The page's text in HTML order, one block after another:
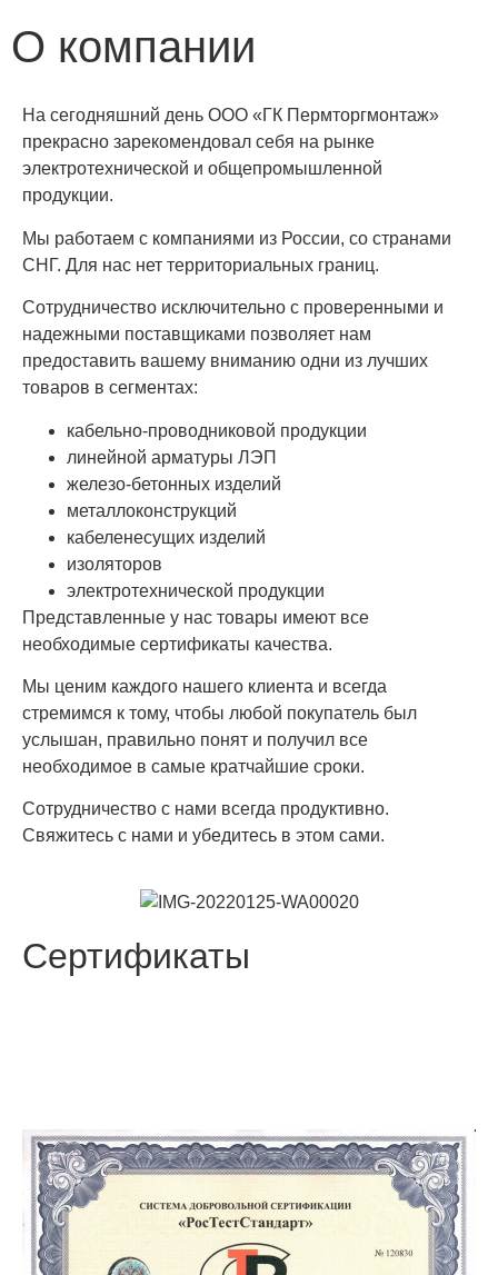
О компании
На сегодняшний день ООО «ГК Пермторгмонтаж»
прекрасно зарекомендовал себя на рынке
электротехнической и общепромышленной
продукции.
Мы работаем с компаниями из России, со странами
СНГ. Для нас нет территориальных границ.
Сотрудничество исключительно с проверенными и
надежными поставщиками позволяет нам
предоставить вашему вниманию одни из лучших
товаров в сегментах:
кабельно-проводниковой продукции
линейной арматуры ЛЭП
железо-бетонных изделий
металлоконструкций
кабеленесущих изделий
изоляторов
электротехнической продукции
Представленные у нас товары имеют все
необходимые сертификаты качества.
Мы ценим каждого нашего клиента и всегда
стремимся к тому, чтобы любой покупатель был
услышан, правильно понят и получил все
необходимое в самые кратчайшие сроки.
Сотрудничество с нами всегда продуктивно.
Свяжитесь с нами и убедитесь в этом сами.
Сертификаты